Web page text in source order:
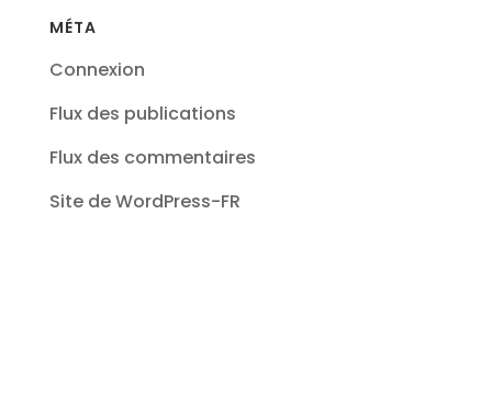
MÉTA
Connexion
Flux des publications
Flux des commentaires
Site de WordPress-FR